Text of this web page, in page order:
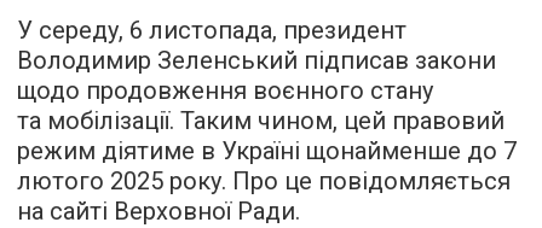
У середу, 6 листопада, президент
Володимир Зеленський підписав закони
щодо продовження воєнного стану
та мобілізації. Таким чином, цей правовий
режим діятиме в Україні щонайменше до 7
лютого 2025 року. Про це повідомляється
на сайті Верховної Ради.